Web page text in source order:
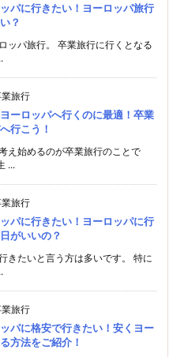
パに行きたい！ヨーロッパ旅行
？
ッパ旅行。 卒業旅行に行くとなる
旅行
ーロッパへ行くのに最適！卒業
行こう！
え始めるのが卒業旅行のことで
...
旅行
パに行きたい！ヨーロッパに行
がいいの？
きたいと言う方は多いです。 特に
旅行
パに格安で行きたい！安くヨー
方法をご紹介！